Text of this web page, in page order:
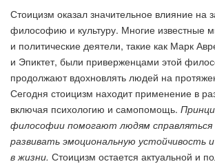
Стоицизм оказал значительное влияние на
философию и культуру. Многие известные
и политические деятели, такие как Марк
и Эпиктет, были приверженцами этой
продолжают вдохновлять людей на
Сегодня стоицизм находит применение в
включая психологию и самопомощь.
философии помогают людям справляться
развивать эмоциональную устойчивость
в жизни. Стоицизм остается актуальной и